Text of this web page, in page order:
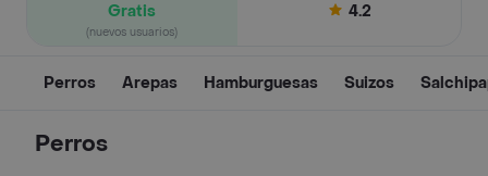
Gratis
(nuevos usuarios)
4.2
Perros Arepas Hamburguesas Suizos
Perros